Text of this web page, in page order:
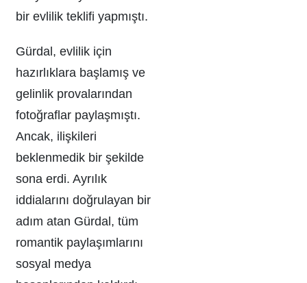
bir evlilik teklifi yapmıştı.
Gürdal, evlilik için
hazırlıklara başlamış ve
gelinlik provalarından
fotoğraflar paylaşmıştı.
Ancak, ilişkileri
beklenmedik bir şekilde
sona erdi. Ayrılık
iddialarını doğrulayan bir
adım atan Gürdal, tüm
romantik paylaşımlarını
sosyal medya